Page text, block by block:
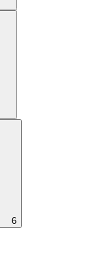
6